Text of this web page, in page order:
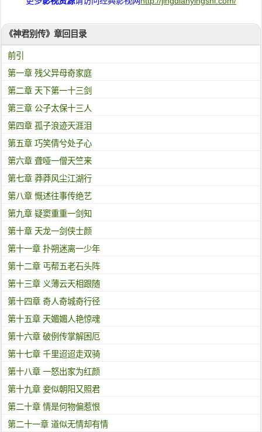
《神君别传》章回目录
前引
第一章 残父异母奇家庭
第二章 天下第一十三剑
第三章 公子太保十三人
第四章 孤子浪迹天涯泪
第五章 巧笑倩兮处子心
第六章 聋哑一僧天竺来
第七章 莽莽风尘江湖行
第八章 慨述往事传绝艺
第九章 疑窦重重一剑知
第十章 天龙一剑侠士颜
第十一章 扑朔迷离一少年
第十二章 丐帮五老石头阵
第十三章 义薄云天相跟随
第十四章 奇人奇城奇行径
第十五章 天媚媚人艳惊魂
第十六章 破例传掌解困厄
第十七章 千里迢迢走双骑
第十八章 一怒出家为红颜
第十九章 妾似朝阳又照君
第二十章 情是何物偏惹恨
第二十一章 道似无情却有情